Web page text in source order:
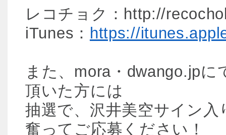
レコチョク：http://
iTunes： https://
また、mora・dwango.jp
頂いた方には
抽選で、沢井美空サイン
奮ってご応募ください！